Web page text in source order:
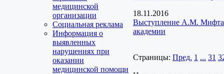
медицинской
организации
Социальная реклама
Информация о
выявленных
нарушениях при
оказании
медицинской помощи
18.11.2016
Выступление А.М.
академии
Страницы: Пред. 1 ... 31